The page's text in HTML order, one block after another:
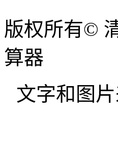
版权所有©
算器
文字和图